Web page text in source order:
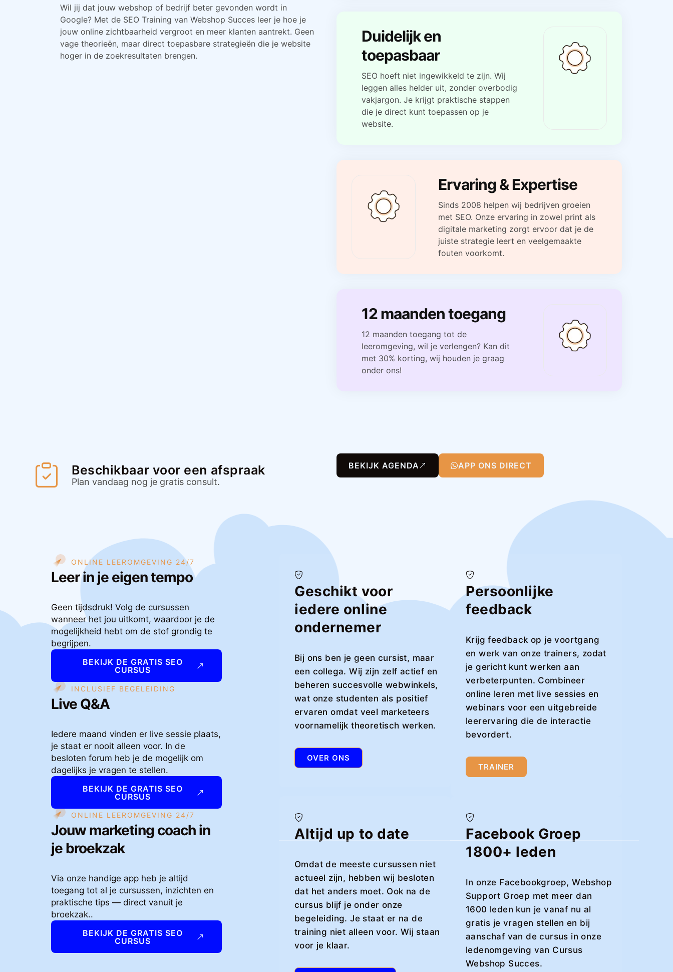
Wil jij dat jouw webshop of bedrijf beter gevonden wordt in
Google? Met de SEO Training van Webshop Succes leer je hoe je
jouw online zichtbaarheid vergroot en meer klanten aantrekt. Geen
vage theorieën, maar direct toepasbare strategieën die je website
hoger in de zoekresultaten brengen.
Duidelijk en
toepasbaar
SEO hoeft niet ingewikkeld te zijn. Wij
leggen alles helder uit, zonder overbodig
vakjargon. Je krijgt praktische stappen
die je direct kunt toepassen op je
website.
Ervaring & Expertise
Sinds 2008 helpen wij bedrijven groeien
met SEO. Onze ervaring in zowel print als
digitale marketing zorgt ervoor dat je de
juiste strategie leert en veelgemaakte
fouten voorkomt.
12 maanden toegang
12 maanden toegang tot de
leeromgeving, wil je verlengen? Kan dit
met 30% korting, wij houden je graag
onder ons!
Beschikbaar voor een afspraak
Plan vandaag nog je gratis consult.
BEKIJK AGENDA APP ONS DIRECT
ONLINE LEEROMGEVING 24/7
Leer in je eigen tempo
Geen tijdsdruk! Volg de cursussen
wanneer het jou uitkomt, waardoor je de
mogelijkheid hebt om de stof grondig te
begrijpen.
BEKIJK DE GRATIS SEO
CURSUS
INCLUSIEF BEGELEIDING
Live Q&A
Iedere maand vinden er live sessie plaats,
je staat er nooit alleen voor. In de
besloten forum heb je de mogelijk om
dagelijks je vragen te stellen.
BEKIJK DE GRATIS SEO
CURSUS
ONLINE LEEROMGEVING 24/7
Jouw marketing coach in
je broekzak
Via onze handige app heb je altijd
toegang tot al je cursussen, inzichten en
praktische tips — direct vanuit je
broekzak..
BEKIJK DE GRATIS SEO
CURSUS
Geschikt voor
iedere online
ondernemer
Bij ons ben je geen cursist, maar
een collega. Wij zijn zelf actief en
beheren succesvolle webwinkels,
wat onze studenten als positief
ervaren omdat veel marketeers
voornamelijk theoretisch werken.
OVER ONS
Persoonlijke
feedback
Krijg feedback op je voortgang
en werk van onze trainers, zodat
je gericht kunt werken aan
verbeterpunten. Combineer
online leren met live sessies en
webinars voor een uitgebreide
leerervaring die de interactie
bevordert.
TRAINER
Altijd up to date
Omdat de meeste cursussen niet
actueel zijn, hebben wij besloten
dat het anders moet. Ook na de
cursus blijf je onder onze
begeleiding. Je staat er na de
training niet alleen voor. Wij staan
voor je klaar.
Facebook Groep
1800+ leden
In onze Facebookgroep, Webshop
Support Groep met meer dan
1600 leden kun je vanaf nu al
gratis je vragen stellen en bij
aanschaf van de cursus in onze
ledenomgeving van Cursus
Webshop Succes.